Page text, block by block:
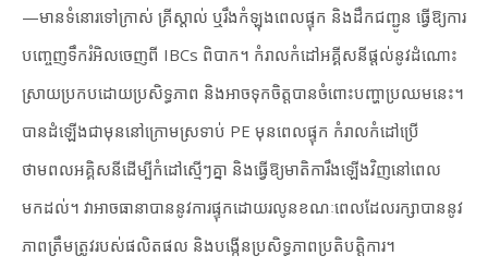
—មានទំនោរទៅក្រាស់ គ្រីស្តាល់ ឬរឹងកំឡុងពេលផ្ទុក និងដឹកជញ្ជូន ធ្វើឱ្យការ
បញ្ចេញទឹករំអិលចេញពី IBCs ពិបាក។ កំរាលកំដៅអគ្គីសនីផ្តល់នូវដំណោះ
ស្រាយប្រកបដោយប្រសិទ្ធភាព និងអាចទុកចិត្តបានចំពោះបញ្ហាប្រឈមនេះ។
បានដំឡើងជាមុននៅក្រោមស្រទាប់ PE មុនពេលផ្ទុក កំរាលកំដៅប្រើ
ថាមពលអគ្គិសនីដើម្បីកំដៅស្មើៗគ្នា និងធ្វើឱ្យមាតិការឹងឡើងវិញនៅពេល
មកដល់។ វា​អាច​ធានា​បាន​នូវ​ការ​ផ្ទុក​ដោយ​រលូន​ខណៈ​ពេល​ដែល​រក្សា​បាន​នូវ​
ភាព​ត្រឹមត្រូវ​របស់​ផលិតផល និង​បង្កើន​ប្រសិទ្ធភាព​ប្រតិបត្តិការ។